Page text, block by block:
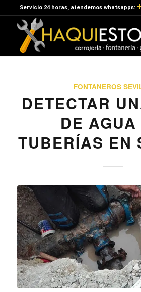
Servicio 24 horas, atendemos whatsapps:
FONTANEROS
DETECTAR
DE AGUA
TUBERÍAS EN